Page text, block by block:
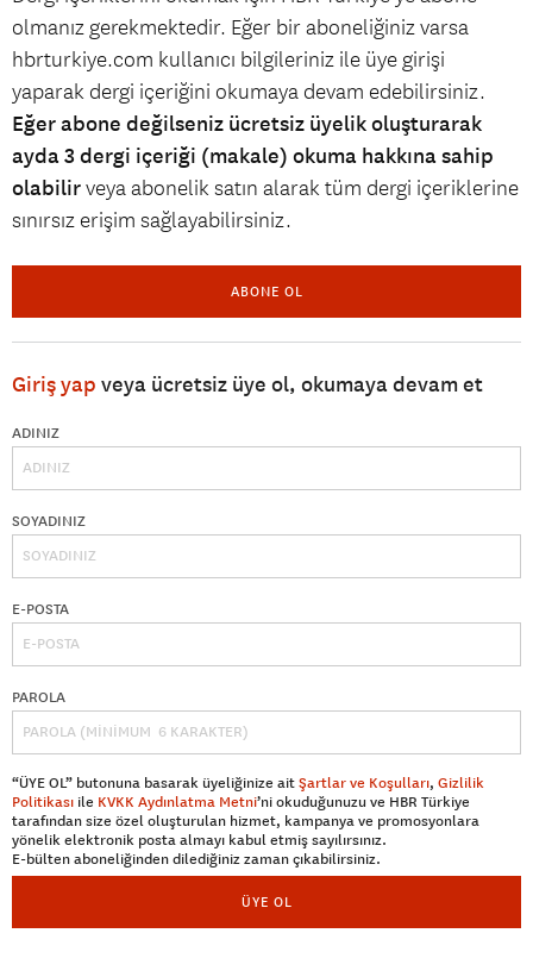
olmanız gerekmektedir. Eğer bir aboneliğiniz varsa
hbrturkiye.com kullanıcı bilgileriniz ile üye girişi
yaparak dergi içeriğini okumaya devam edebilirsiniz.
Eğer abone değilseniz ücretsiz üyelik oluşturarak
ayda 3 dergi içeriği (makale) okuma hakkına sahip
olabilirveya abonelik satın alarak tüm dergi içeriklerine
sınırsız erişim sağlayabilirsiniz.
ABONE OL
Giriş yap veya ücretsiz üye ol, okumaya devam et
ADINIZ
SOYADINIZ
E-POSTA
PAROLA
“ÜYE OL” butonuna basarak üyeliğinize aitŞartlar ve Koşulları, Gizlilik
Politikası ile KVKK Aydınlatma Metni’ni okuduğunuzu ve HBR Türkiye
tarafından size özel oluşturulan hizmet, kampanya ve promosyonlara
yönelik elektronik posta almayı kabul etmiş sayılırsınız.
E-bülten aboneliğinden dilediğiniz zaman çıkabilirsiniz.
ÜYE OL